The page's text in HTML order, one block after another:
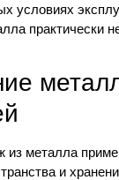
условиях
практически
металла
и